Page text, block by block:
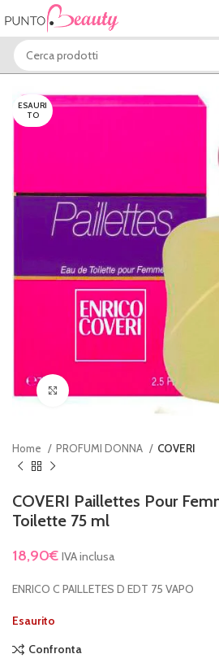
ESAURI
TO
Clicca per ingrandire
Home PROFUMI DONNA COVERI
COVERI Paillettes Pour
Toilette 75 ml
18,90€ IVA inclusa
ENRICO C PAILLETES D EDT 75 VAPO
Esaurito
Confronta